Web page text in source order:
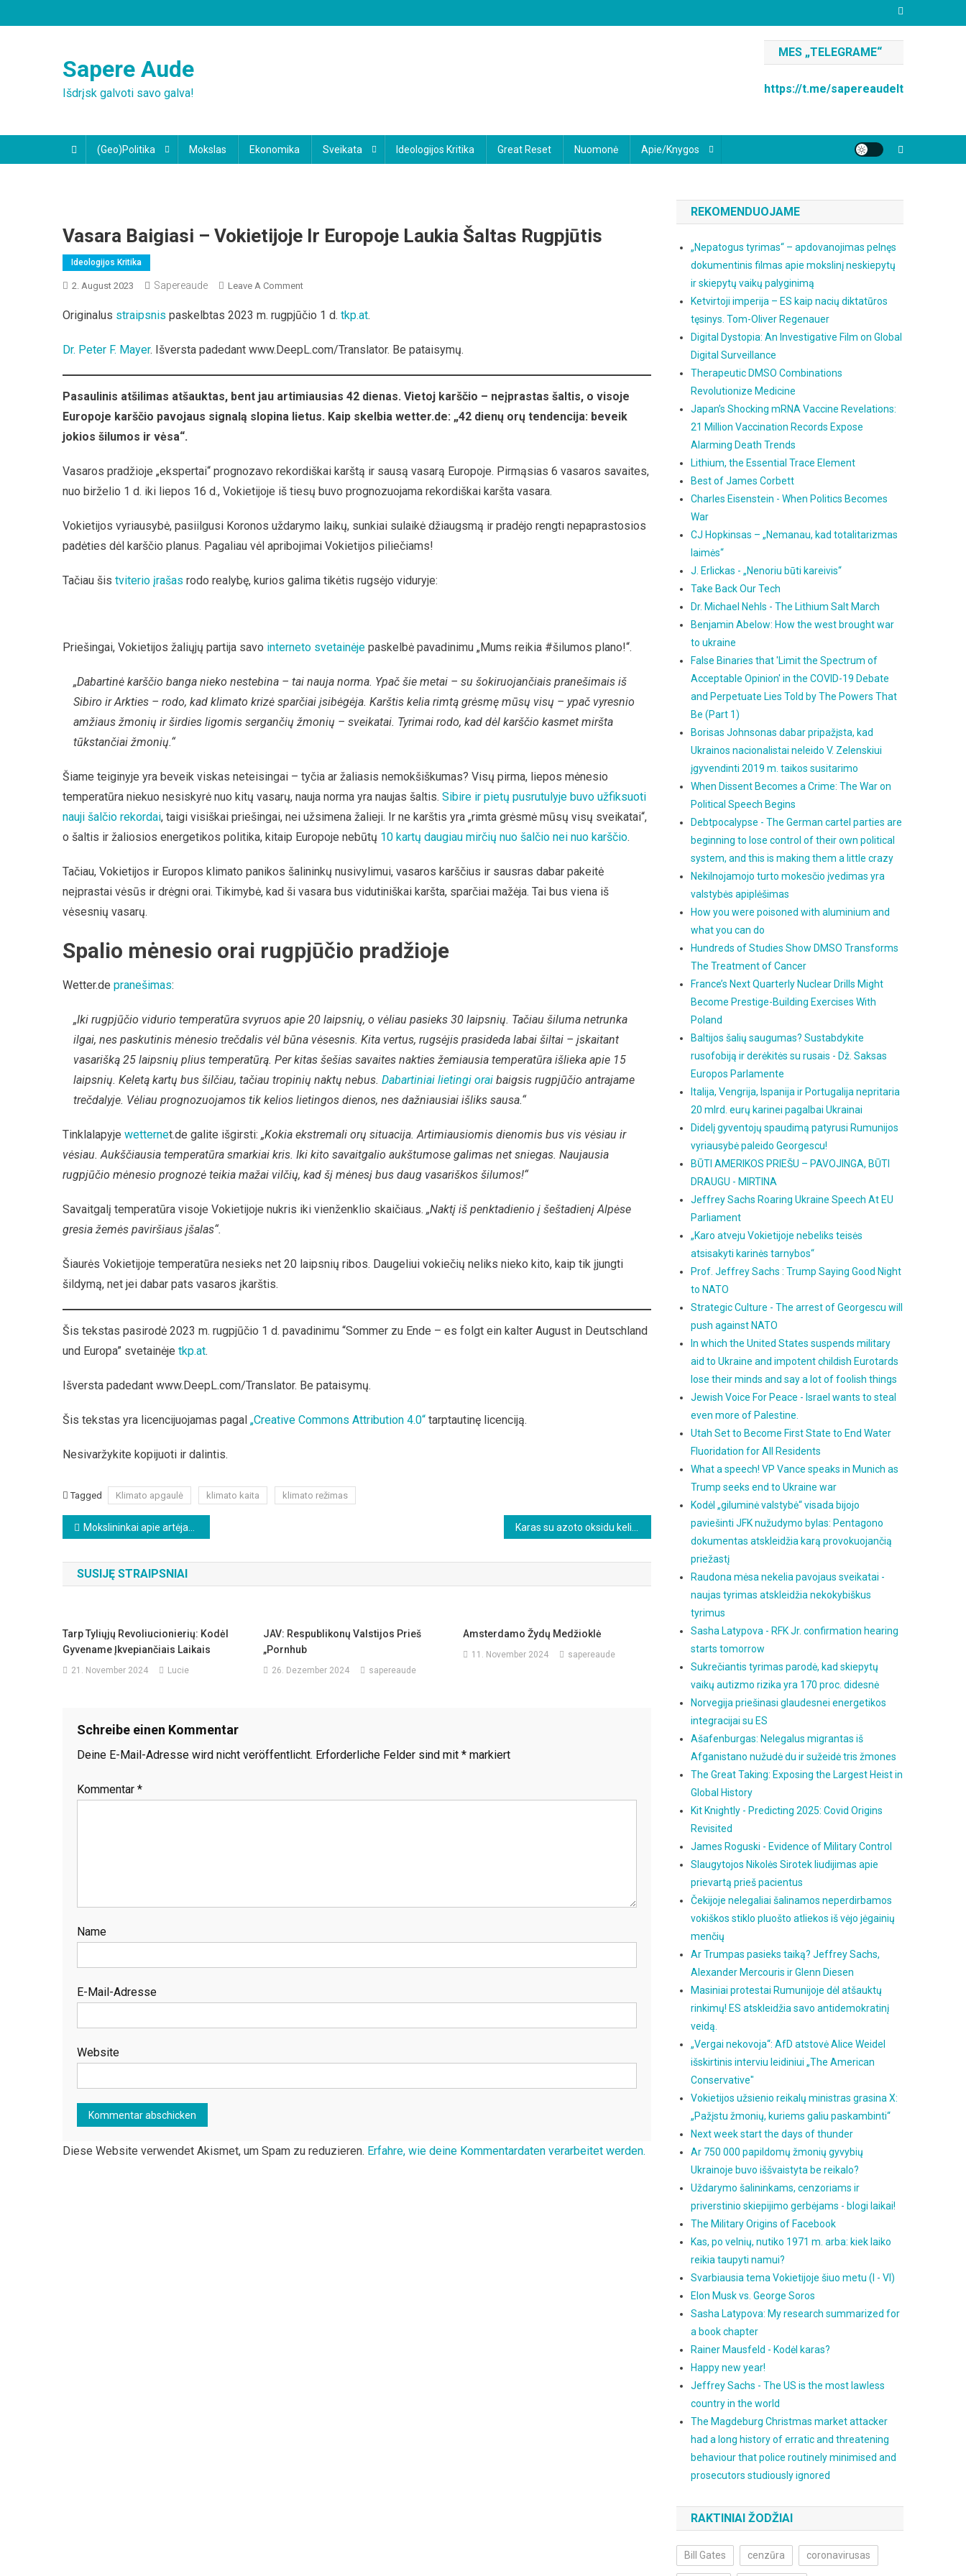
to
Sapere Aude
Išdrįsk galvoti savo galva!
MES „TELEGRAME“
https://t.me/sapereaudelt
(Geo)Politika Mokslas Ekonomika Sveikata Ideologijos Kritika Great Reset Nuomonė Apie/knygos
Vasara Baigiasi – Vokietijoje Ir Europoje Laukia Šaltas Rugpjūtis
Ideologijos Kritika
2. August 2023 Sapereaude Leave A CommentOn
Baigiasi
Vokietijoje
Laukia
Šaltas
Originalus straipsnis paskelbtas 2023 m. rugpjūčio 1 d. tkp.at.
Dr. Peter F. Mayer. Išversta padedant www.DeepL.com/Translator. Be pataisymų.
Pasaulinis atšilimas atšauktas, bent jau artimiausias 42 dienas. Vietoj karščio – neįprastas šaltis, o visoje
Europoje karščio pavojaus signalą slopina lietus. Kaip skelbia wetter.de: „42 dienų orų tendencija: beveik
jokios šilumos ir vėsa“.
Vasaros pradžioje „ekspertai“ prognozavo rekordiškai karštą ir sausą vasarą Europoje. Pirmąsias 6 vasaros savaites,
nuo birželio 1 d. iki liepos 16 d., Vokietijoje iš tiesų buvo prognozuojama rekordiškai karšta vasara.
Vokietijos vyriausybė, pasiilgusi Koronos uždarymo laikų, sunkiai sulaikė džiaugsmą ir pradėjo rengti nepaprastosios
padėties dėl karščio planus. Pagaliau vėl apribojimai Vokietijos piliečiams!
Tačiau šis tviterio įrašas rodo realybę, kurios galima tikėtis rugsėjo viduryje:
Priešingai, Vokietijos žaliųjų partija savo interneto svetainėje paskelbė pavadinimu „Mums reikia #šilumos plano!“.
„Dabartinė karščio banga nieko nestebina – tai nauja norma. Ypač šie metai – su šokiruojančiais pranešimais iš
Sibiro ir Arkties – rodo, kad klimato krizė sparčiai įsibėgėja. Karštis kelia rimtą grėsmę mūsų visų – ypač vyresnio
amžiaus žmonių ir širdies ligomis sergančių žmonių – sveikatai. Tyrimai rodo, kad dėl karščio kasmet miršta
tūkstančiai žmonių.“
Šiame teiginyje yra beveik viskas neteisingai – tyčia ar žaliasis nemokšiškumas? Visų pirma, liepos mėnesio
temperatūra niekuo nesiskyrė nuo kitų vasarų, nauja norma yra naujas šaltis. Sibire ir pietų pusrutulyje buvo užfiksuoti
nauji šalčio rekordai, taigi visiškai priešingai, nei užsimena žalieji. Ir ne karštis yra „rimta grėsmė mūsų visų sveikatai“,
o šaltis ir žaliosios energetikos politika, kitaip Europoje nebūtų 10 kartų daugiau mirčių nuo šalčio nei nuo karščio.
Tačiau, Vokietijos ir Europos klimato panikos šalininkų nusivylimui, vasaros karščius ir sausras dabar pakeitė
neįprastai vėsūs ir drėgni orai. Tikimybė, kad ši vasara bus vidutiniškai karšta, sparčiai mažėja. Tai bus viena iš
vėsesnių vasarų.
Spalio mėnesio orai rugpjūčio pradžioje
Wetter.de pranešimas:
„Iki rugpjūčio vidurio temperatūra svyruos apie 20 laipsnių, o vėliau pasieks 30 laipsnių. Tačiau šiluma netrunka
ilgai, nes paskutinis mėnesio trečdalis vėl būna vėsesnis. Kita vertus, rugsėjis prasideda labai šiltai – įskaitant
vasarišką 25 laipsnių plius temperatūrą. Per kitas šešias savaites nakties žemiausia temperatūra išlieka apie 15
laipsnių. Keletą kartų bus šilčiau, tačiau tropinių naktų nebus. Dabartiniai lietingi orai baigsis rugpjūčio antrajame
trečdalyje. Vėliau prognozuojamos tik kelios lietingos dienos, nes dažniausiai išliks sausa.“
Tinklalapyje wetternet.de galite išgirsti: „Kokia ekstremali orų situacija. Artimiausiomis dienomis bus vis vėsiau ir
vėsiau. Aukščiausia temperatūra smarkiai kris. Iki kito savaitgalio aukštumose galimas net sniegas. Naujausia
rugpjūčio mėnesio prognozė teikia mažai vilčių, kad šį mėnesį bus daug vasariškos šilumos!“
Savaitgalį temperatūra visoje Vokietijoje nukris iki vienženklio skaičiaus. „Naktį iš penktadienio į šeštadienį Alpėse
gresia žemės paviršiaus įšalas“.
Šiaurės Vokietijoje temperatūra nesieks net 20 laipsnių ribos. Daugeliui vokiečių neliks nieko kito, kaip tik įjungti
šildymą, net jei dabar pats vasaros įkarštis.
Šis tekstas pasirodė 2023 m. rugpjūčio 1 d. pavadinimu “Sommer zu Ende – es folgt ein kalter August in Deutschland
und Europa” svetainėje tkp.at.
Išversta padedant www.DeepL.com/Translator. Be pataisymų.
Šis tekstas yra licencijuojamas pagal „Creative Commons Attribution 4.0“ tarptautinę licenciją.
Nesivaržykite kopijuoti ir dalintis.
Tagged Klimato apgaulė klimato kaita klimato režimas
Beitragsnavigation
Mokslininkai apie artėjantį Saulės minimumą ir šaltesnį klimatą ateinančiais metais
SUSIJĘ STRAIPSNIAI
Tarp Tyliųjų Revoliucionierių: Kodėl
Gyvename Įkvepiančiais Laikais
21. November 2024 Lucie
JAV: Respublikonų Valstijos Prieš
„Pornhub
26. Dezember 2024 sapereaude
Amsterdamo Žydų Medžioklė
11. November 2024 sapereaude
Schreibe einen Kommentar
Deine E-Mail-Adresse wird nicht veröffentlicht. Erforderliche Felder sind mit * markiert
Kommentar *
Name
E-Mail-Adresse
Website
Diese Website verwendet Akismet, um Spam zu reduzieren. Erfahre, wie deine Kommentardaten verarbeitet werden.
REKOMENDUOJAME
„Nepatogus tyrimas“ – apdovanojimas pelnęs
dokumentinis filmas apie mokslinį neskiepytų
ir skiepytų vaikų palyginimą
Ketvirtoji imperija – ES kaip nacių diktatūros
tęsinys. Tom-Oliver Regenauer
Digital Dystopia: An Investigative Film on Global
Digital Surveillance
Therapeutic DMSO Combinations
Revolutionize Medicine
Japan’s Shocking mRNA Vaccine Revelations:
21 Million Vaccination Records Expose
Alarming Death Trends
Lithium, the Essential Trace Element
Best of James Corbett
Charles Eisenstein - When Politics Becomes
War
CJ Hopkinsas – „Nemanau, kad totalitarizmas
laimės“
J. Erlickas - „Nenoriu būti kareivis“
Take Back Our Tech
Dr. Michael Nehls - The Lithium Salt March
Benjamin Abelow: How the west brought war
to ukraine
False Binaries that 'Limit the Spectrum of
Acceptable Opinion' in the COVID-19 Debate
and Perpetuate Lies Told by The Powers That
Be (Part 1)
Borisas Johnsonas dabar pripažįsta, kad
Ukrainos nacionalistai neleido V. Zelenskiui
įgyvendinti 2019 m. taikos susitarimo
When Dissent Becomes a Crime: The War on
Political Speech Begins
Debtpocalypse - The German cartel parties are
beginning to lose control of their own political
system, and this is making them a little crazy
Nekilnojamojo turto mokesčio įvedimas yra
valstybės apiplėšimas
How you were poisoned with aluminium and
what you can do
Hundreds of Studies Show DMSO Transforms
The Treatment of Cancer
France’s Next Quarterly Nuclear Drills Might
Become Prestige-Building Exercises With
Poland
Baltijos šalių saugumas? Sustabdykite
rusofobiją ir derėkitės su rusais - Dž. Saksas
Europos Parlamente
Italija, Vengrija, Ispanija ir Portugalija nepritaria
20 mlrd. eurų karinei pagalbai Ukrainai
Didelį gyventojų spaudimą patyrusi Rumunijos
vyriausybė paleido Georgescu!
BŪTI AMERIKOS PRIEŠU – PAVOJINGA, BŪTI
DRAUGU - MIRTINA
Jeffrey Sachs Roaring Ukraine Speech At EU
Parliament
„Karo atveju Vokietijoje nebeliks teisės
atsisakyti karinės tarnybos“
Prof. Jeffrey Sachs : Trump Saying Good Night
to NATO
Strategic Culture - The arrest of Georgescu will
push against NATO
In which the United States suspends military
aid to Ukraine and impotent childish Eurotards
lose their minds and say a lot of foolish things
Jewish Voice For Peace - Israel wants to steal
even more of Palestine.
Utah Set to Become First State to End Water
Fluoridation for All Residents
What a speech! VP Vance speaks in Munich as
Trump seeks end to Ukraine war
Kodėl „giluminė valstybė“ visada bijojo
paviešinti JFK nužudymo bylas: Pentagono
dokumentas atskleidžia karą provokuojančią
priežastį
Raudona mėsa nekelia pavojaus sveikatai -
naujas tyrimas atskleidžia nekokybiškus
tyrimus
Sasha Latypova - RFK Jr. confirmation hearing
starts tomorrow
Sukrečiantis tyrimas parodė, kad skiepytų
vaikų autizmo rizika yra 170 proc. didesnė
Norvegija priešinasi glaudesnei energetikos
integracijai su ES
Ašafenburgas: Nelegalus migrantas iš
Afganistano nužudė du ir sužeidė tris žmones
The Great Taking: Exposing the Largest Heist in
Global History
Kit Knightly - Predicting 2025: Covid Origins
Revisited
James Roguski - Evidence of Military Control
Slaugytojos Nikolės Sirotek liudijimas apie
prievartą prieš pacientus
Čekijoje nelegaliai šalinamos neperdirbamos
vokiškos stiklo pluošto atliekos iš vėjo jėgainių
menčių
Ar Trumpas pasieks taiką? Jeffrey Sachs,
Alexander Mercouris ir Glenn Diesen
Masiniai protestai Rumunijoje dėl atšauktų
rinkimų! ES atskleidžia savo antidemokratinį
veidą.
„Vergai nekovoja“: AfD atstovė Alice Weidel
išskirtinis interviu leidiniui „The American
Conservative"
Vokietijos užsienio reikalų ministras grasina X:
„Pažįstu žmonių, kuriems galiu paskambinti“
Next week start the days of thunder
Ar 750 000 papildomų žmonių gyvybių
Ukrainoje buvo iššvaistyta be reikalo?
Uždarymo šalininkams, cenzoriams ir
priverstinio skiepijimo gerbėjams - blogi laikai!
The Military Origins of Facebook
Kas, po velnių, nutiko 1971 m. arba: kiek laiko
reikia taupyti namui?
Svarbiausia tema Vokietijoje šiuo metu (I - VI)
Elon Musk vs. George Soros
Sasha Latypova: My research summarized for
a book chapter
Rainer Mausfeld - Kodėl karas?
Happy new year!
Jeffrey Sachs - The US is the most lawless
country in the world
The Magdeburg Christmas market attacker
had a long history of erratic and threatening
behaviour that police routinely minimised and
prosecutors studiously ignored
RAKTINIAI ŽODŽIAI
Bill Gates cenzūra coronavirusas